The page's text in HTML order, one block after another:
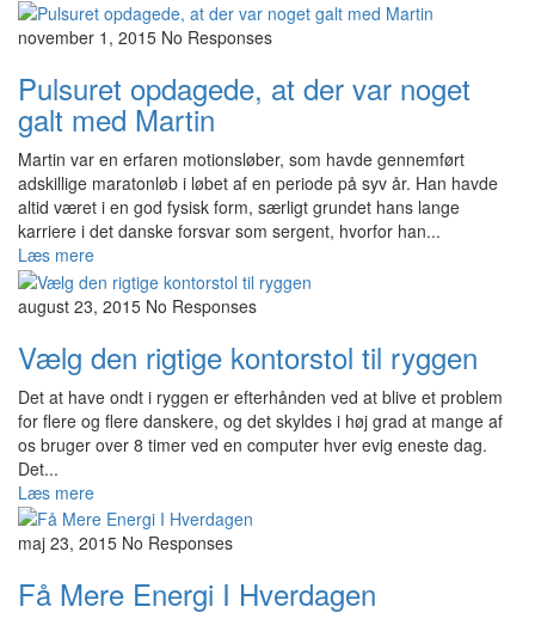
november 1, 2015 No Responses
Pulsuret opdagede, at der var noget
galt med Martin
Martin var en erfaren motionsløber, som havde gennemført
adskillige maratonløb i løbet af en periode på syv år. Han havde
altid været i en god fysisk form, særligt grundet hans lange
karriere i det danske forsvar som sergent, hvorfor han...
Læs mere
august 23, 2015 No Responses
Vælg den rigtige kontorstol til ryggen
Det at have ondt i ryggen er efterhånden ved at blive et problem
for flere og flere danskere, og det skyldes i høj grad at mange af
os bruger over 8 timer ved en computer hver evig eneste dag.
Det...
Læs mere
maj 23, 2015 No Responses
Få Mere Energi I Hverdagen